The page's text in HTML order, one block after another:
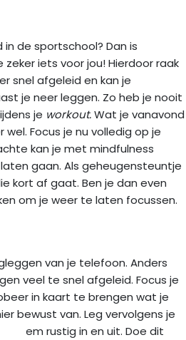
de sportschool? Dan is
iets voor jou! Hierdoor raak
snel afgeleid en kan je
je neer leggen. Zo heb je nooit
je workout.Wat je vanavond
Focus je nu volledig op je
kan je met mindfulness
gaan. Als geheugensteuntje
kort af gaat. Ben je dan even
om je weer te laten focussen.
van je telefoon. Anders
veel te snel afgeleid. Focus je
in kaart te brengen wat je
bewust van. Leg vervolgens je
adem rustig in en uit. Doe dit